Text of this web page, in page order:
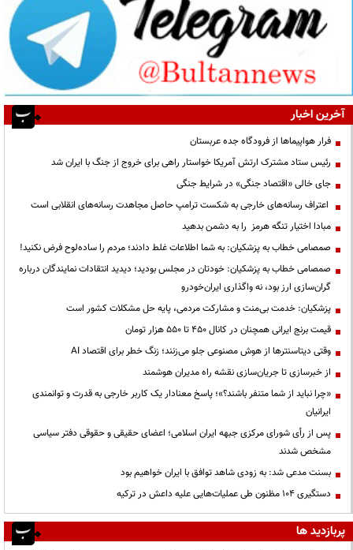
آخرین اخبار
فرار هواپیماها از فرودگاه جده عربستان
رئیس ستاد مشترک ارتش آمریکا خواستار راهی برای خروج از جنگ با ایران شد
جای خالی «اقتصاد جنگی» در شرایط جنگی
اعتراف رسانه‌های خارجی به شکست ترامپ حاصل مجاهدت رسانه‌های انقلابی است
مبادا اختیار تنگه هرمز را به دشمن بدهید
صمصامی خطاب به پزشکیان: به شما اطلاعات غلط دادند؛ مردم را ساده‌لوح فرض نکنید!
صمصامی خطاب به پزشکیان: خودتان در مجلس بودید؛ دیدید انتقادات نمایندگان درباره
گران‌سازی ارز بود، نه واگذاری ایران‌خودرو
پزشکیان: خدمت بی‌منت و مشارکت مردمی، پایه حل مشکلات کشور است
قیمت‌ برنج ایرانی همچنان در کانال ۴۵۰ تا ۵۵۰ هزار تومان
وقتی دیتاسنترها از هوش مصنوعی جلو می‌زنند؛ زنگ خطر برای اقتصاد AI
از خبرسازی تا جریان‌سازی نقشه راه مدیران هوشمند
«چرا نباید از شما متنفر باشند؟»؛ پاسخ معنادار یک کاربر خارجی به قدرت و توانمندی
ایرانیان
پس از رأی شورای مرکزی جبهه ایران اسلامی؛ اعضای حقیقی و حقوقی دفتر سیاسی
مشخص شدند
بسنت مدعی شد: به زودی شاهد توافق با ایران خواهیم بود
دستگیری ۱۰۴ مظنون طی عملیات‌هایی علیه داعش در ترکیه
پربازدید ها